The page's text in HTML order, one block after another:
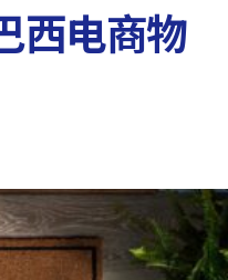
西电商物